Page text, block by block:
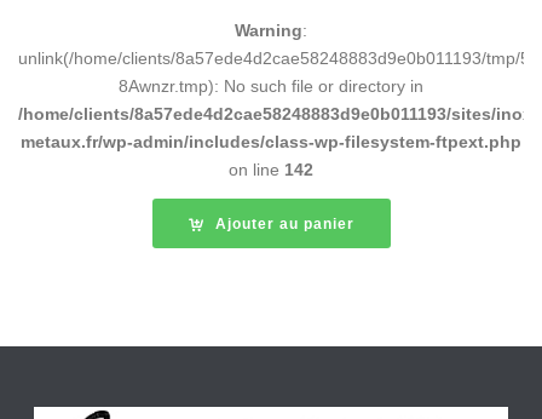
Warning:
unlink(/home/clients/8a57ede4d2cae58248883d9e0b011193/tmp/
8Awnzr.tmp): No such file or directory in
/home/clients/8a57ede4d2cae58248883d9e0b011193/sites/inox-
metaux.fr/wp-admin/includes/class-wp-filesystem-ftpext.php
on line 142
Ajouter au panier